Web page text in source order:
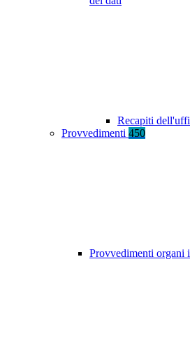
Recapiti
Provvedimenti 450
Provvedimenti organi